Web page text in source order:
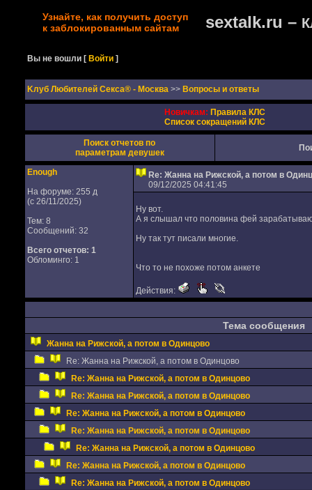
Узнайте, как получить доступ
к заблокированным сайтам
sextalk.ru –
Вы не вошли [Войти ]
Kлуб Любителей Секса® - Москва >> Вопросы и ответы
Новичкам: Правила КЛС
Список сокращений КЛС
Поиск отчетов по
параметрам девушек
Enough
На форуме: 255 д
(с 26/11/2025)
Тем: 8
Сообщений: 32
Всего отчетов: 1
Обломинго: 1
Re: Жанна на Рижской, а потом в
09/12/2025 04:41:45
Ну вот.
А я слышал что половина фей
Ну так тут писали многие.
Что то не похоже потом анкете
Действия:
Тема сообщения
Жанна на Рижской, а потом в Одинцово
Re: Жанна на Рижской, а потом в Одинцово
Re: Жанна на Рижской, а потом в Одинцово
Re: Жанна на Рижской, а потом в Одинцово
Re: Жанна на Рижской, а потом в Одинцово
Re: Жанна на Рижской, а потом в Одинцово
Re: Жанна на Рижской, а потом в Одинцово
Re: Жанна на Рижской, а потом в Одинцово
Re: Жанна на Рижской, а потом в Одинцово